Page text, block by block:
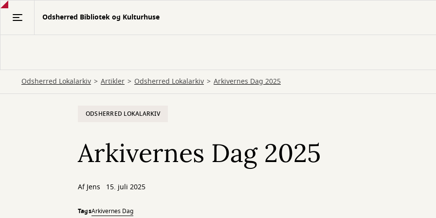
Gå
Odsherred Bibliotek og Kulturhuse
Odsherred Lokalarkiv Artikler Odsherred Lokalarkiv Arkivernes Dag 2025
ODSHERRED LOKALARKIV
Arkivernes Dag 2025
AfJens 15. juli 2025
TagsArkivernes Dag